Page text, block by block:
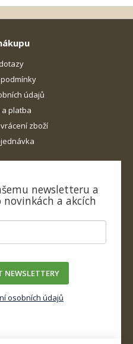
údajů
platba
zboží
newsletteru a
a akcích
NEWSLETTERY
osobních údajů